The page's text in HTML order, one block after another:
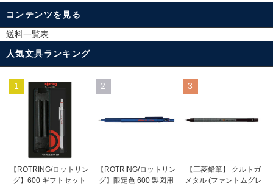
コンテンツを見る
送料一覧表
人気文具ランキング
1
【ROTRING/ロットリン
グ】600 ギフトセット
2
【ROTRING/ロットリン
グ】限定色 600 製図用
3
【三菱鉛筆】 クルトガ
メタル (ファントムグレ